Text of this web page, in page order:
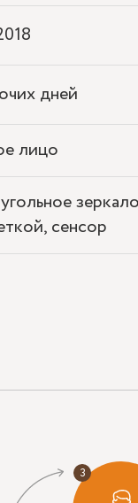
дней
лицо
сенсор